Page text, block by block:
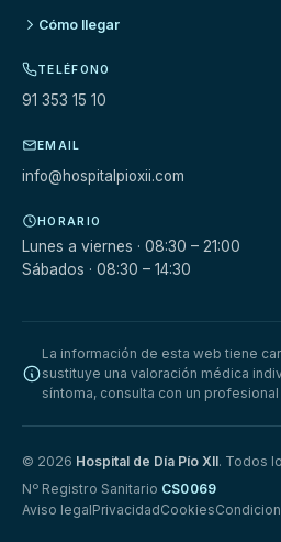
Cómo llegar
TELÉFONO
91 353 15 10
EMAIL
info@hospitalpioxii.com
HORARIO
Lunes a viernes · 08:30 – 21:00
Sábados · 08:30 – 14:30
La información de esta web tiene
sustituye una valoración médica
síntoma, consulta con un profesional
© 2026 Hospital de Día Pío XII. Todos
Nº Registro Sanitario CS0069
Aviso legalPrivacidadCookies